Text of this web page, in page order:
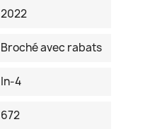
2022
Broché avec rabats
In-4
672